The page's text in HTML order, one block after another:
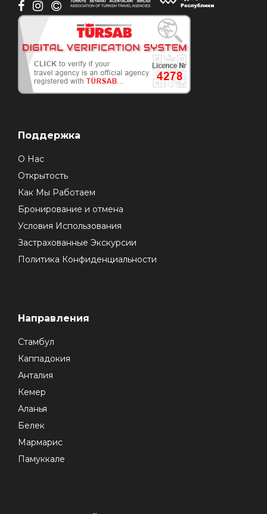
Поддержка
О Нас
Открытость
Как Мы Работаем
Бронирование и отмена
Условия Использования
Застрахованные Экскурсии
Политика Конфиденциальности
Направления
Стамбул
Каппадокия
Анталия
Кемер
Аланья
Белек
Мармарис
Памуккале